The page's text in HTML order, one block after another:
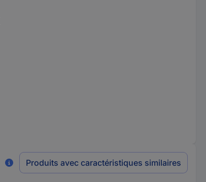
Produits avec caractéristiques similaires